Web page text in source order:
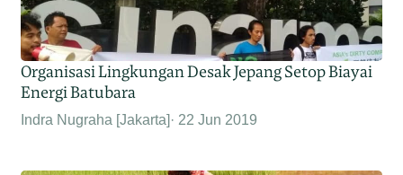
Organisasi Lingkungan Desak Jepang Setop Biayai
Energi Batubara
Indra Nugraha [Jakarta] 22 Jun 2019